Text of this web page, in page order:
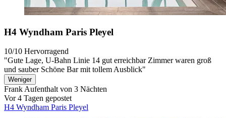
H4 Wyndham Paris Pleyel
10/10 Hervorragend
"Gute Lage, U-Bahn Linie 14 gut erreichbar Zimmer waren groß
und sauber Schöne Bar mit tollem Ausblick"
Weniger
FrankAufenthalt von 3 Nächten
Vor 4 Tagen gepostet
H4 Wyndham Paris Pleyel